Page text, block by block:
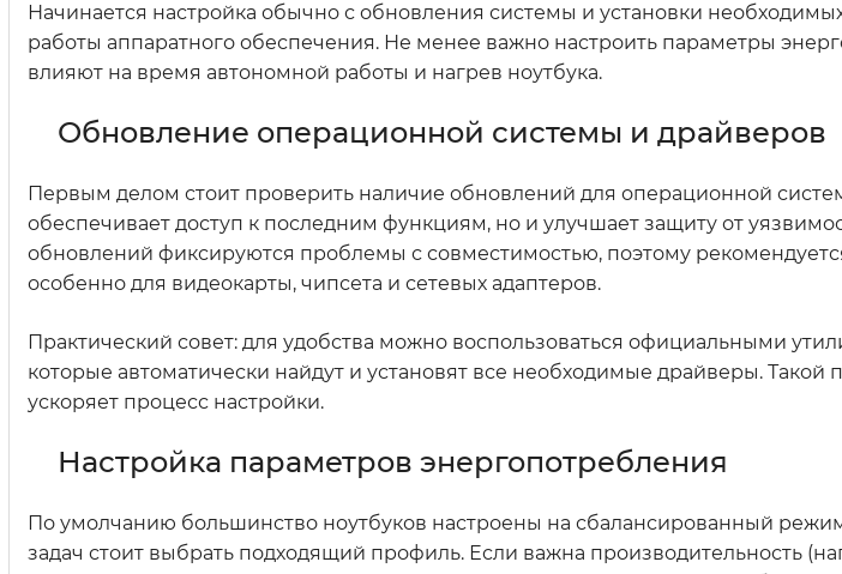
Начинается настройка обычно с обновления системы и установки
работы аппаратного обеспечения. Не менее важно настроить параметры
влияют на время автономной работы и нагрев ноутбука.
Обновление операционной системы и драйверов
Первым делом стоит проверить наличие обновлений для операционной
обеспечивает доступ к последним функциям, но и улучшает защиту от
обновлений фиксируются проблемы с совместимостью, поэтому
особенно для видеокарты, чипсета и сетевых адаптеров.
Практический совет: для удобства можно воспользоваться официальными
которые автоматически найдут и установят все необходимые драйверы.
ускоряет процесс настройки.
Настройка параметров энергопотребления
По умолчанию большинство ноутбуков настроены на сбалансированный
задач стоит выбрать подходящий профиль. Если важна производительность